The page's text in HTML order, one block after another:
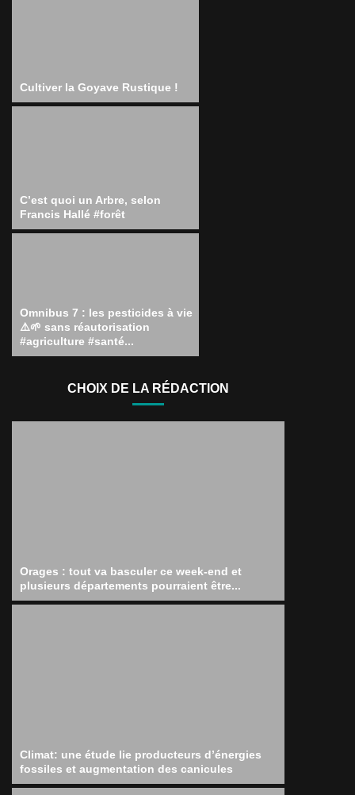
Cultiver la Goyave Rustique !
C’est quoi un Arbre, selon
Francis Hallé #forêt
Omnibus 7 : les pesticides à vie
⚠️🌱 sans réautorisation
#agriculture #santé...
CHOIX DE LA RÉDACTION
Orages : tout va basculer ce week-end et
plusieurs départements pourraient être...
Climat: une étude lie producteurs d’énergies
fossiles et augmentation des canicules